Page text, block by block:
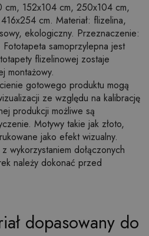
cm, 152x104 cm, 250x104 cm,
cm. Materiał: flizelina,
ekologiczny. Przeznaczenie:
samoprzylepna jest
flizelinowej zostaje
montażowy.
gotowego produktu mogą
ze względu na kalibrację
produkcji możliwe są
Motywy takie jak złoto,
jako efekt wizualny.
wykorzystaniem dołączonych
należy dokonać przed
dopasowany do